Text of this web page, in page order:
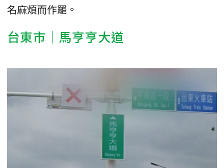
名麻煩而作罷。
台東市｜馬亨亨大道